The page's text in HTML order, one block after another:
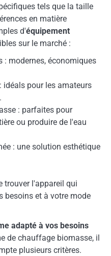
tels que la taille
en matière
d'équipement
sur le marché :
: modernes, économiques
idéals pour les amateurs
: parfaites pour
ou produire de l'eau
: une solution esthétique
trouver l'appareil qui
besoins et à votre mode
adapté à vos besoins
de chauffage biomasse, il
plusieurs critères.